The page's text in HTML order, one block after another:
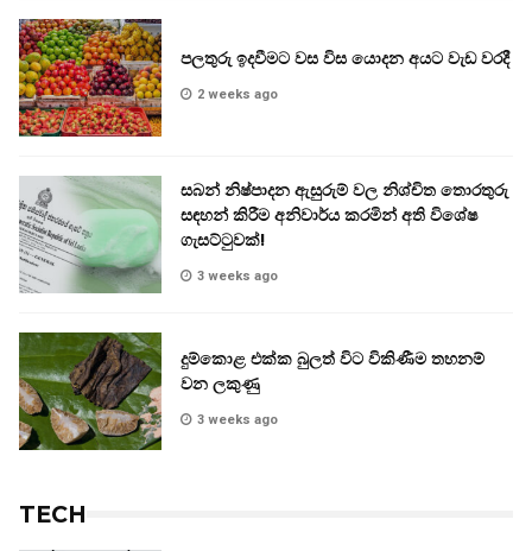
පලතුරු ඉදවීමට වස විස යොදන අයට වැඩ වරදී
2 weeks ago
සබන් නිෂ්පාදන ඇසුරුම් වල නිශ්චිත තොරතුරු
සඳහන් කිරීම අනිවාර්ය කරමින් අති විශේෂ
ගැසට්ටුවක්!
3 weeks ago
දුම්කොළ එක්ක බුලත් විට විකිණීම තහනම්
වන ලකුණු
3 weeks ago
TECH